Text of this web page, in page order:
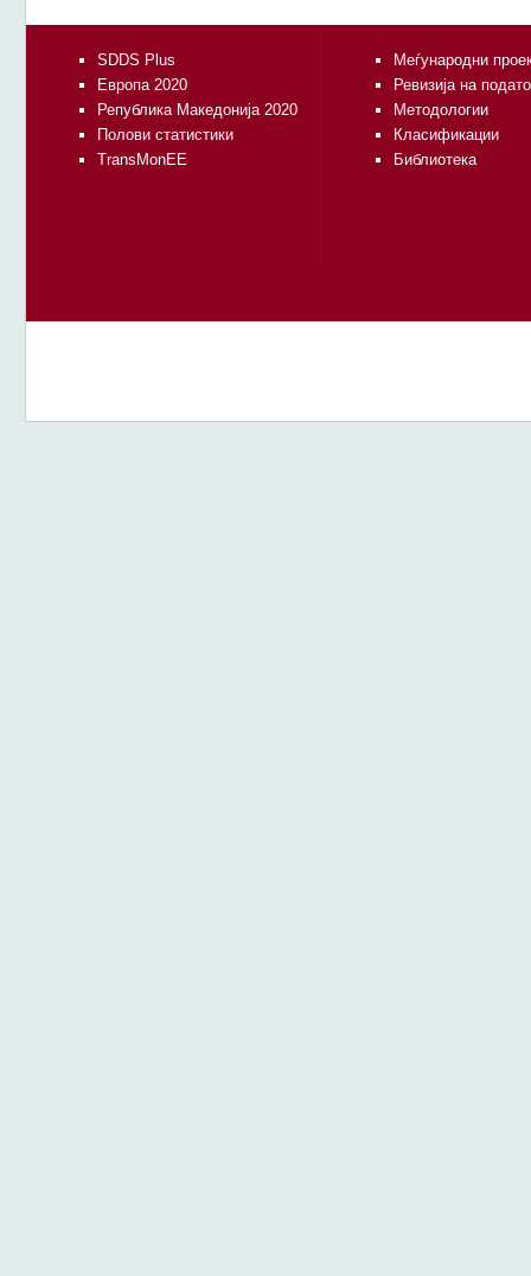
SDDS Plus
Европа 2020
Република Македонија 2020
Полови статистики
TransMonEE
Меѓународни
Ревизија на
Методологии
Класификации
Библиотека